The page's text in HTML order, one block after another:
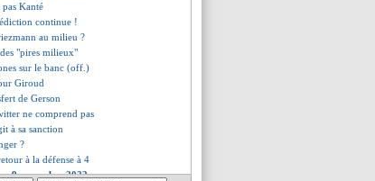
Kanté
continue !
au milieu ?
"pires milieux"
sur le banc (off.)
Giroud
de Gerson
ne comprend pas
à sa sanction
?
à la défense à 4
9 novembre 2022